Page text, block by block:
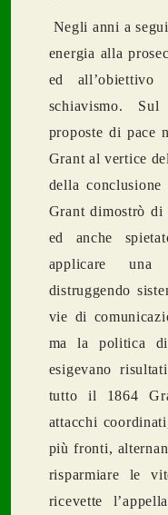
Negli anni a
energia alla
ed all’obiettivo
schiavismo.
proposte di pace
Grant al vertice
della
Grant dimostrò di
ed anche
applicare una
distruggendo
vie di
ma la politica di
esigevano
tutto il 1864
attacchi
più fronti,
risparmiare le
ricevette